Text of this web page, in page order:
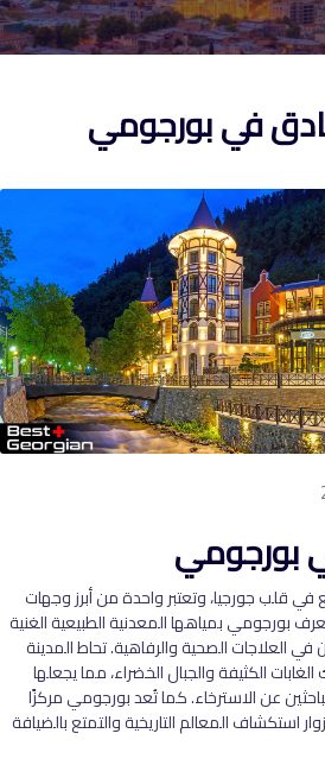
في بورجومي
بورجومي
قلب جورجيا، وتعتبر واحدة من أبرز وجهات
بورجومي بمياهها المعدنية الطبيعية الغنية
العلاجات الصحية والرفاهية. تحاط المدينة
الكثيفة والجبال الخضراء، مما يجعلها
عن الاسترخاء. كما تُعد بورجومي مركزًا
استكشاف المعالم التاريخية والتمتع بالضيافة